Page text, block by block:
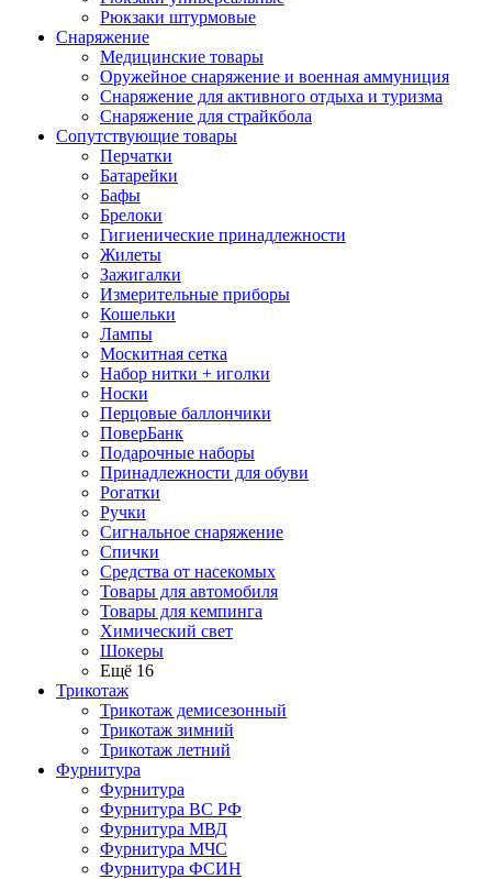
Рюкзаки штурмовые
Снаряжение
Медицинские товары
Оружейное снаряжение и военная аммуниция
Снаряжение для активного отдыха и туризма
Снаряжение для страйкбола
Сопутствующие товары
Перчатки
Батарейки
Бафы
Брелоки
Гигиенические принадлежности
Жилеты
Зажигалки
Измерительные приборы
Кошельки
Лампы
Москитная сетка
Набор нитки + иголки
Носки
Перцовые баллончики
ПоверБанк
Подарочные наборы
Принадлежности для обуви
Рогатки
Ручки
Сигнальное снаряжение
Спички
Средства от насекомых
Товары для автомобиля
Товары для кемпинга
Химический свет
Шокеры
Ещё 16
Трикотаж
Трикотаж демисезонный
Трикотаж зимний
Трикотаж летний
Фурнитура
Фурнитура
Фурнитура ВС РФ
Фурнитура МВД
Фурнитура МЧС
Фурнитура ФСИН